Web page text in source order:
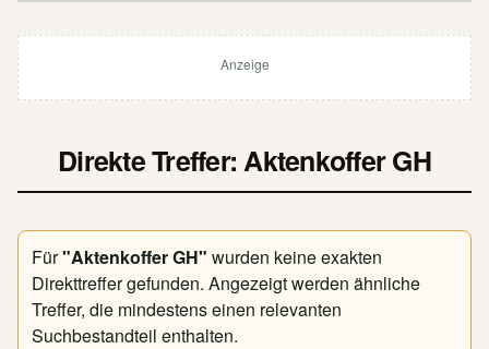
Anzeige
Direkte Treffer: Aktenkoffer GH
Für"Aktenkoffer GH" wurden keine exakten
Direkttreffer gefunden. Angezeigt werden ähnliche
Treffer, die mindestens einen relevanten
Suchbestandteil enthalten.